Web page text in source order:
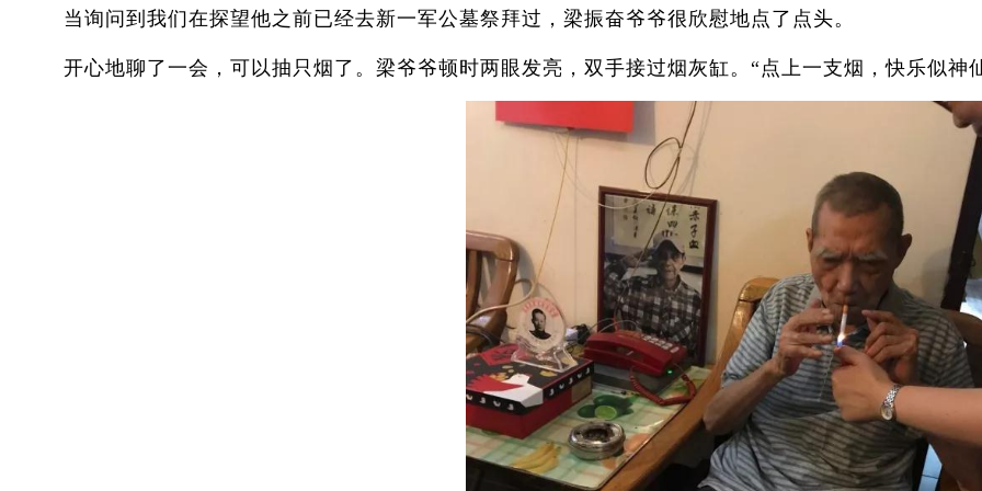
当询问到我们在探望他之前已经去新一军公墓祭拜过，梁振奋爷爷很欣慰地点了点头。
开心地聊了一会，可以抽只烟了。梁爷爷顿时两眼发亮，双手接过烟灰缸。“点上一支烟，快乐似神